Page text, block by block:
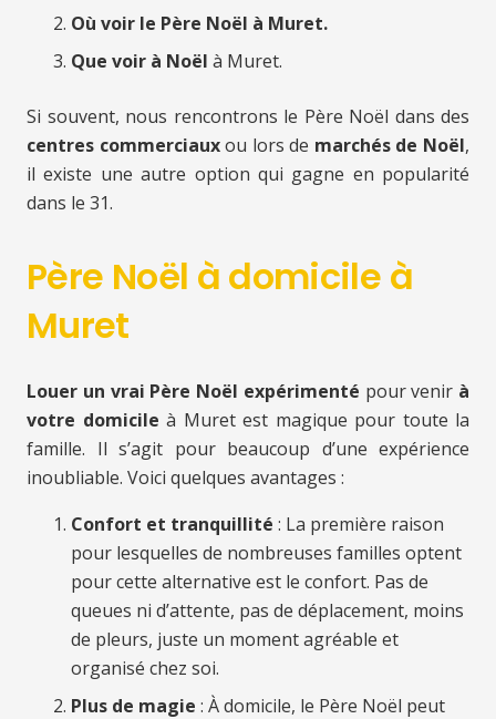
Où voir le Père Noël à Muret.
Que voir à Noël à Muret.
Si souvent, nous rencontrons le Père Noël dans des
centres commerciauxou lors de marchés de Noël,
il existe une autre option qui gagne en popularité
dans le 31.
Père Noël à domicile à
Muret
Louer un vrai Père Noël expérimenté pour venir à
votre domicile à Muret est magique pour toute la
famille. Il s’agit pour beaucoup d’une expérience
inoubliable. Voici quelques avantages :
Confort et tranquillité : La première raison
pour lesquelles de nombreuses familles optent
pour cette alternative est le confort. Pas de
queues ni d’attente, pas de déplacement, moins
de pleurs, juste un moment agréable et
organisé chez soi.
Plus de magie : À domicile, le Père Noël peut